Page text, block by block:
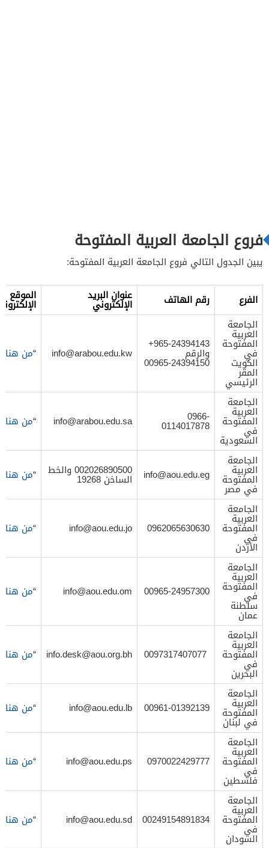
فروع الجامعة العربية المفتوحة
يبين الجدول التالي فروع الجامعة العربية المفتوحة:
الفرع رقم الهاتف عنوان البريد
الإلكتروني
الموقع
الجامعة
العربية
المفتوحة
في
الكويت
المقر
الرئيسي
965-24394143+
والرقم
00965-24394150
info@arabou.edu.kw
“من هنا
الجامعة
العربية
المفتوحة
في
السعودية
0966-
0114017878
info@arabou.edu.sa
“من هنا
الجامعة
العربية
المفتوحة
في مصر
info@aou.edu.eg 002026890500 والخط
الساخن 19268 “من هنا
الجامعة
العربية
المفتوحة
في
الأردن
0962065630630
info@aou.edu.jo
“من هنا
الجامعة
العربية
المفتوحة
في
سلطنة
عمان
00965-24957300
info@aou.edu.om
“من هنا
الجامعة
العربية
المفتوحة
في
البحرين
info.desk@aou.org.bh
“من هنا
الجامعة
العربية
المفتوحة
في لبنان
00961-01392139
info@aou.edu.lb
“من هنا
الجامعة
العربية
المفتوحة
في
فلسطين
0970022429777
info@aou.edu.ps
“من هنا
الجامعة
العربية
المفتوحة
في
السودان
00249154891834
info@aou.edu.sd
“من هنا